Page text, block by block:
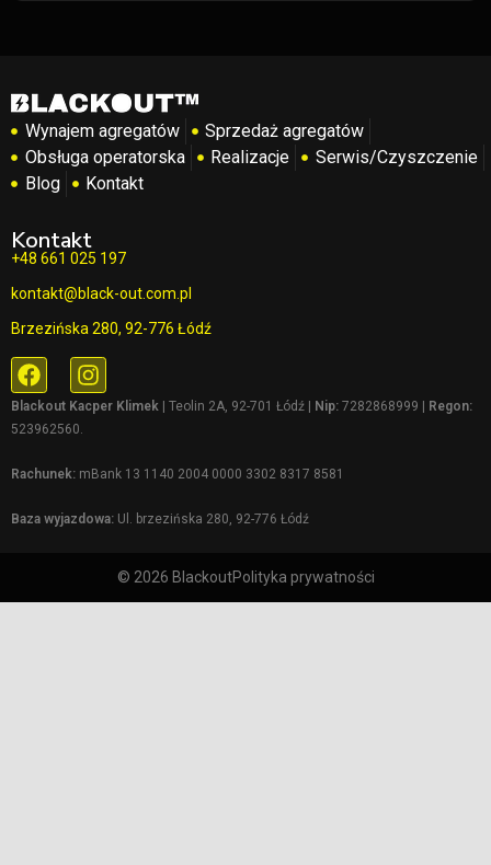
Wynajem agregatów
Sprzedaż agregatów
Obsługa operatorska
Realizacje
Serwis/Czyszczenie
Blog
Kontakt
Kontakt
+48 661 025 197
kontakt@black-out.com.pl
Brzezińska 280, 92-776 Łódź
Blackout Kacper Klimek | Teolin 2A, 92-701 Łódź | Nip: 7282868999 |
Regon:
523962560.
Rachunek: mBank 13 1140 2004 0000 3302 8317 8581
Baza wyjazdowa: Ul. brzezińska 280, 92-776 Łódź
© 2026 BlackoutPolityka prywatności